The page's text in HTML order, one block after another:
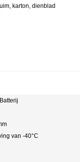
karton, dienblad
van -40°C